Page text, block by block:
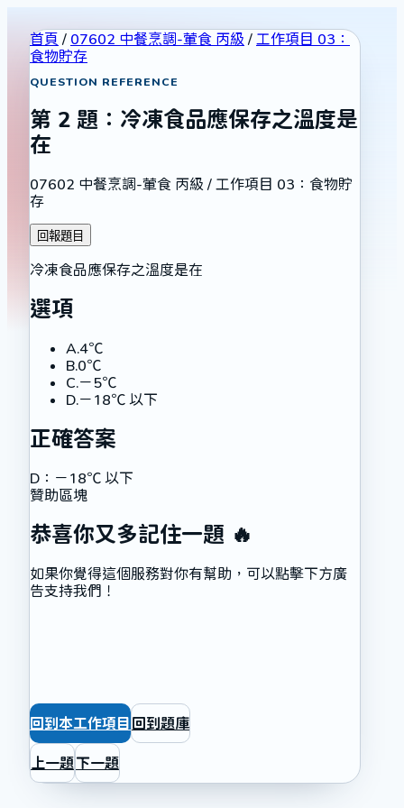
首頁 / 07602 中餐烹調-葷食 丙級 / 工作項目 03：
食物貯存
QUESTION REFERENCE
第 2 題： 冷凍食品應保存之溫度是
在
07602 中餐烹調-葷食 丙級 / 工作項目 03：食物貯
存
回報題目
冷凍食品應保存之溫度是在
選項
A.4℃
B.0℃
C.－5℃
D.－18℃ 以下
正確答案
D ： －18℃ 以下
贊助區塊
恭喜你又多記住一題 🔥
如果你覺得這個服務對你有幫助，可以點擊下方廣
告支持我們！
回到本工作項目 回到題庫
上一題下一題